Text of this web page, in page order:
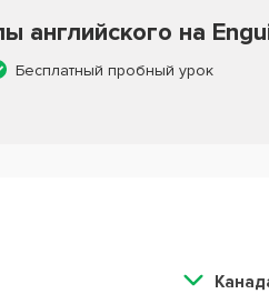
английского на
Бесплатный пробный урок